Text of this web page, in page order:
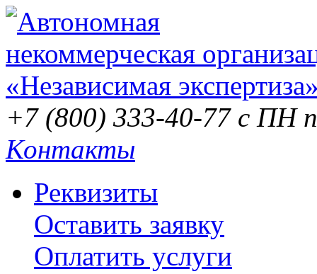
+7 (800) 333-40-77 с ПН
Контакты
Реквизиты
Оставить заявку
Оплатить услуги